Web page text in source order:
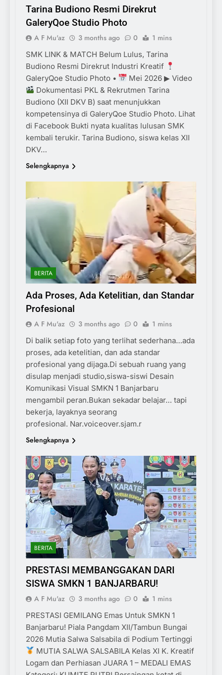
Tarina Budiono Resmi Direkrut
GaleryQoe Studio Photo
A F Mu'az 3 months ago 0 1 mins
SMK LINK & MATCH Belum Lulus, Tarina
Budiono Resmi Direkrut Industri Kreatif
GaleryQoe Studio Photo •
Mei 2026 ▶ Video
Dokumentasi PKL & Rekrutmen Tarina
Budiono (XII DKV B) saat menunjukkan
kompetensinya di GaleryQoe Studio Photo. Lihat
di Facebook Bukti nyata kualitas lulusan SMK
kembali terukir. Tarina Budiono, siswa kelas XII
DKV…
Selengkapnya
BERITA
Ada Proses, Ada Ketelitian, dan Standar
Profesional
A F Mu'az 3 months ago 0 1 mins
Di balik setiap foto yang terlihat sederhana…ada
proses, ada ketelitian, dan ada standar
profesional yang dijaga.Di sebuah ruang yang
disulap menjadi studio,siswa-siswi Desain
Komunikasi Visual SMKN 1 Banjarbaru
mengambil peran.Bukan sekadar belajar… tapi
bekerja, layaknya seorang
profesional. Nar.voiceover.sjam.r
Selengkapnya
BERITA
PRESTASI MEMBANGGAKAN DARI
SISWA SMKN 1 BANJARBARU!
A F Mu'az 3 months ago 0 1 mins
PRESTASI GEMILANG Emas Untuk SMKN 1
Banjarbaru! Piala Pangdam XII/Tambun Bungai
2026 Mutia Salwa Salsabila di Podium Tertinggi
MUTIA SALWA SALSABILA Kelas XI K. Kreatif
Logam dan Perhiasan JUARA 1 – MEDALI EMAS